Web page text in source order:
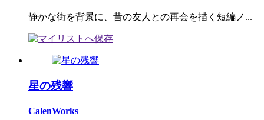
静かな街を背景に、昔の友人との再会を描く短編ノ...
星の残響
CalenWorks